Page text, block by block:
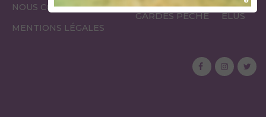
NOUS CONTACTER
MENTIONS LÉGALES
ESPACE
GARDES PÊCHE
ESPACE
ÉLUS